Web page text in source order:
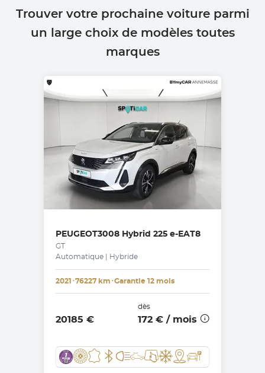
Trouver votre prochaine voiture parmi
un large choix de modèles toutes
marques
PEUGEOT3008 Hybrid 225 e-EAT8
GT
Automatique | Hybride
2021 ･76227 km ･Garantie 12 mois
20185 €
dès
172 € / mois